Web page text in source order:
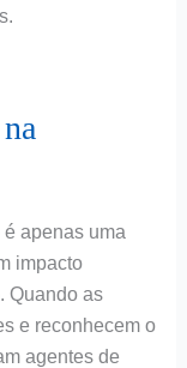
apenas uma
impacto
Quando as
e reconhecem o
agentes de